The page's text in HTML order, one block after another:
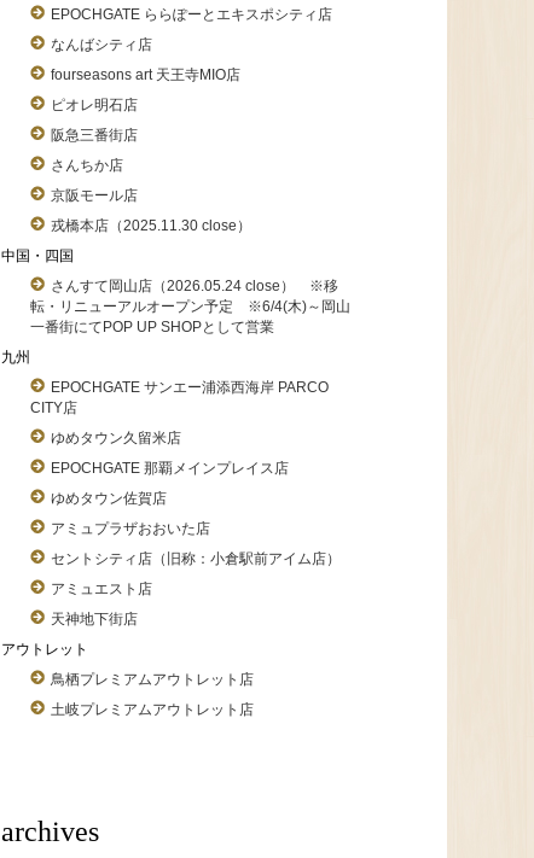
EPOCHGATE ららぽーとエキスポシティ店
なんばシティ店
fourseasons art 天王寺MIO店
ピオレ明石店
阪急三番街店
さんちか店
京阪モール店
戎橋本店（2025.11.30 close）
中国・四国
さんすて岡山店（2026.05.24 close） ※移
転・リニューアルオープン予定 ※6/4(木)～岡山
一番街にてPOP UP SHOPとして営業
九州
EPOCHGATE サンエー浦添西海岸 PARCO
CITY店
ゆめタウン久留米店
EPOCHGATE 那覇メインプレイス店
ゆめタウン佐賀店
アミュプラザおおいた店
セントシティ店（旧称：小倉駅前アイム店）
アミュエスト店
天神地下街店
アウトレット
鳥栖プレミアムアウトレット店
土岐プレミアムアウトレット店
archives